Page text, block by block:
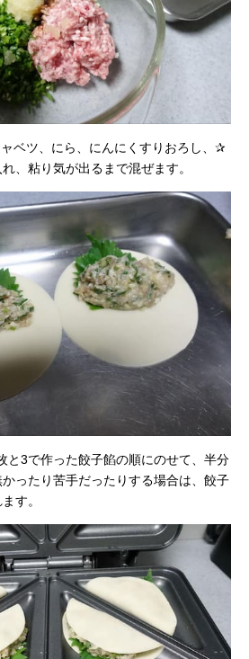
ベツ、にら、にんにくすりおろし、✰
、粘り気が出るまで混ぜます。
と3で作った餃子餡の順にのせて、半分
ったり苦手だったりする場合は、餃子
す。